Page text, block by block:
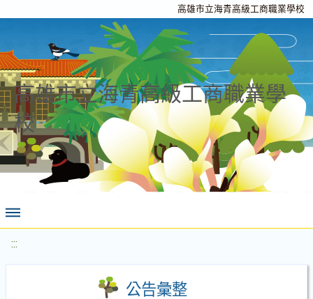
高雄市立海青高級工商職業學校
高雄市立海青高級工商職業學
校
:::
公告彙整